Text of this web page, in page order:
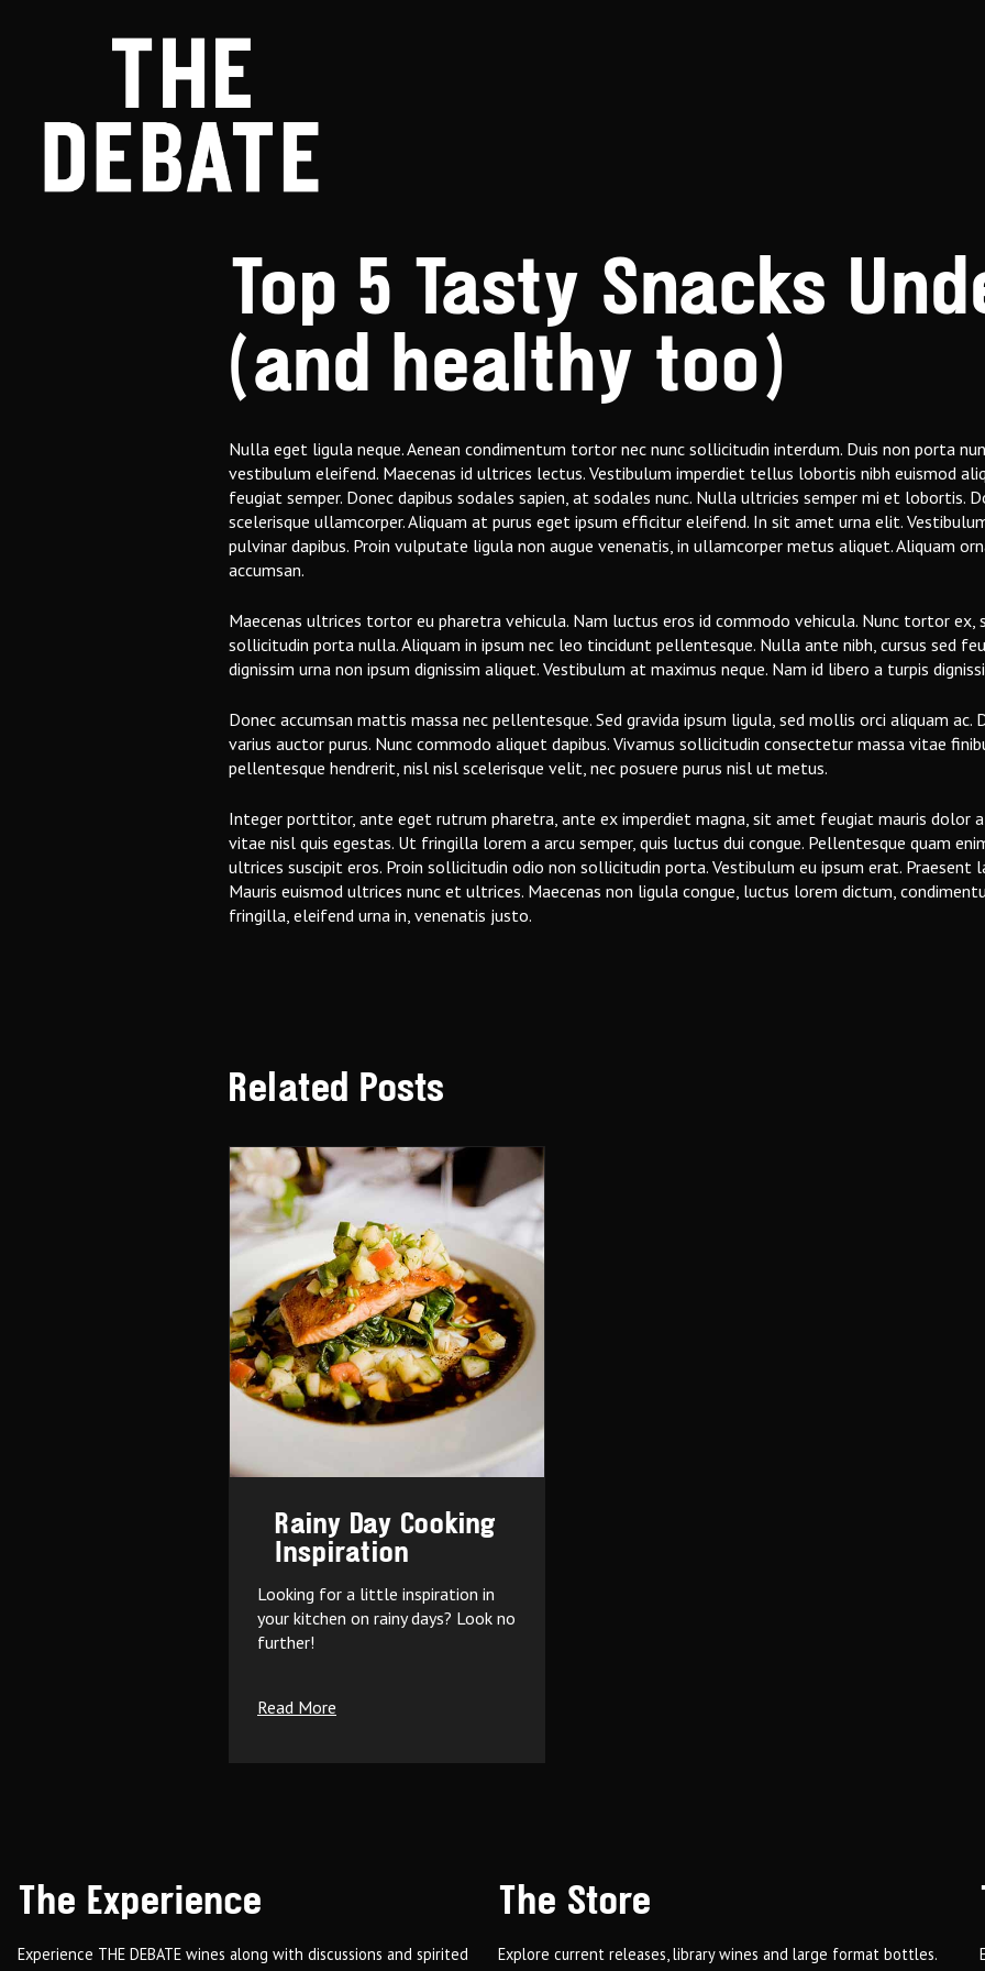
Top 5 Tasty Snacks
(and healthy too)
Nulla eget ligula neque. Aenean condimentum tortor nec nunc sollicitudin interdum. Duis non porta
vestibulum eleifend. Maecenas id ultrices lectus. Vestibulum imperdiet tellus lobortis nibh euismod
feugiat semper. Donec dapibus sodales sapien, at sodales nunc. Nulla ultricies semper mi et lobortis.
scelerisque ullamcorper. Aliquam at purus eget ipsum efficitur eleifend. In sit amet urna elit.
pulvinar dapibus. Proin vulputate ligula non augue venenatis, in ullamcorper metus aliquet. Aliquam
accumsan.
Maecenas ultrices tortor eu pharetra vehicula. Nam luctus eros id commodo vehicula. Nunc tortor ex,
sollicitudin porta nulla. Aliquam in ipsum nec leo tincidunt pellentesque. Nulla ante nibh, cursus sed
dignissim urna non ipsum dignissim aliquet. Vestibulum at maximus neque. Nam id libero a turpis
Donec accumsan mattis massa nec pellentesque. Sed gravida ipsum ligula, sed mollis orci aliquam ac.
varius auctor purus. Nunc commodo aliquet dapibus. Vivamus sollicitudin consectetur massa vitae
pellentesque hendrerit, nisl nisl scelerisque velit, nec posuere purus nisl ut metus.
Integer porttitor, ante eget rutrum pharetra, ante ex imperdiet magna, sit amet feugiat mauris dolor a
vitae nisl quis egestas. Ut fringilla lorem a arcu semper, quis luctus dui congue. Pellentesque quam
ultrices suscipit eros. Proin sollicitudin odio non sollicitudin porta. Vestibulum eu ipsum erat.
Mauris euismod ultrices nunc et ultrices. Maecenas non ligula congue, luctus lorem dictum,
fringilla, eleifend urna in, venenatis justo.
Related Posts
Rainy Day Cooking
Inspiration
Looking for a little inspiration in
your kitchen on rainy days? Look no
further!
Read More
The Experience
Experience THE DEBATE wines along with discussions and spirited
The Store
Explore current releases, library wines and large format bottles.